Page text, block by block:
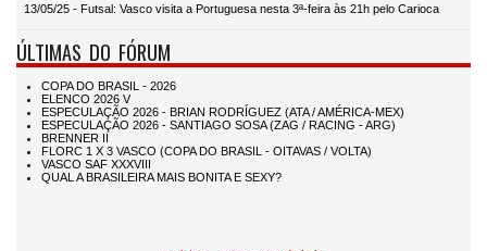
13/05/25 - Futsal: Vasco visita a Portuguesa nesta 3ª-feira às 21h pelo Carioca
ÚLTIMAS DO FÓRUM